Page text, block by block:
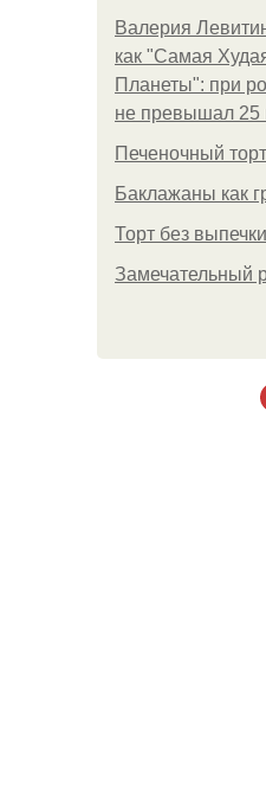
Валерия
как "Самая
Планеты": при
не превышал 25
Печеночный
Баклажаны как
Торт без
Замечательный